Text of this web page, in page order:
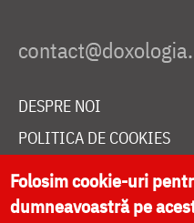
DESPRE NOI
POLITICA DE COOKIES
DONEAZĂ ONLINE
Folosim cookie-uri
dumneavoastră pe